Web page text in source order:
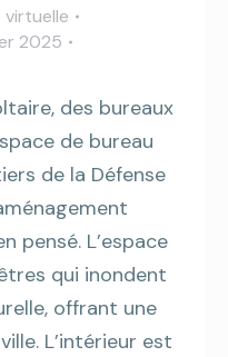
virtuelle
2025
des bureaux
de bureau
de la Défense
pensé. L’espace
qui inondent
offrant une
L’intérieur est